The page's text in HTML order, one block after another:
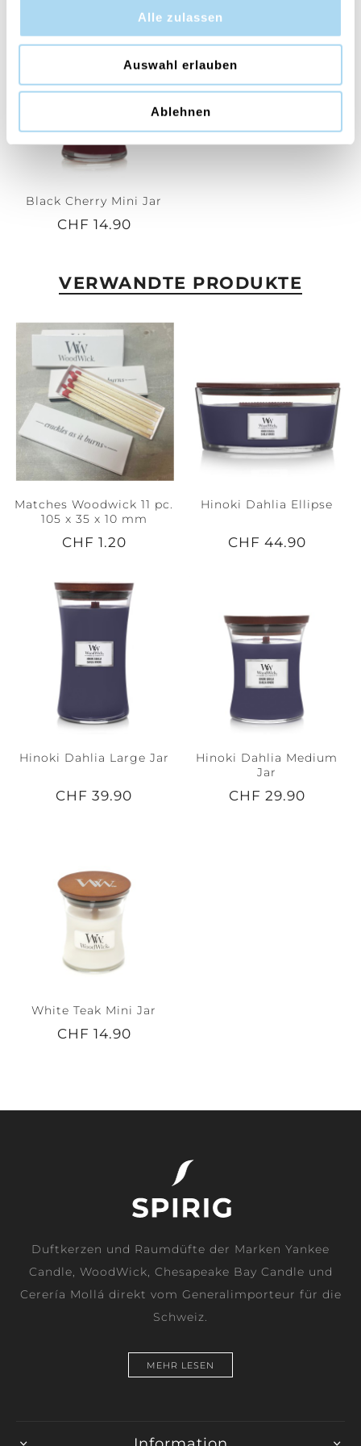
Alle zulassen
Auswahl erlauben
Ablehnen
Black Cherry Mini Jar
CHF 14.90
VERWANDTE PRODUKTE
Matches Woodwick 11 pc.
105 x 35 x 10 mm
CHF 1.20
Hinoki Dahlia Ellipse
CHF 44.90
Hinoki Dahlia Large Jar
CHF 39.90
Hinoki Dahlia Medium
Jar
CHF 29.90
White Teak Mini Jar
CHF 14.90
Duftkerzen und Raumdüfte der Marken Yankee
Candle, WoodWick, Chesapeake Bay Candle und
Cerería Mollá direkt vom Generalimporteur für die
Schweiz.
MEHR LESEN